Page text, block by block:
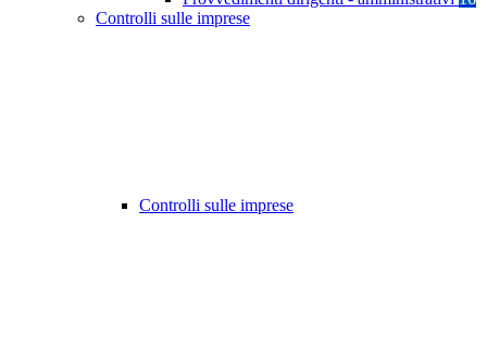
Controlli sulle imprese
Controlli sulle imprese